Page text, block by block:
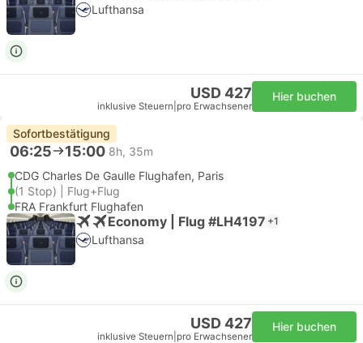
Lufthansa
USD 427
inklusive Steuern pro Erwachsener
Hier buchen
Sofortbestätigung
06:25 15:00 8h, 35m
CDG Charles De Gaulle Flughafen, Paris
(1 Stop) | Flug+Flug
FRA Frankfurt Flughafen
Economy | Flug #LH4197 +1
Lufthansa
USD 427
inklusive Steuern pro Erwachsener
Hier buchen